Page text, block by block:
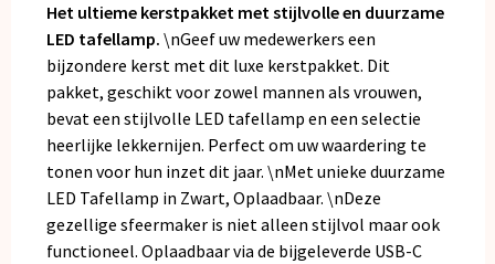
Het ultieme kerstpakket met stijlvolle en duurzame
LED tafellamp. \nGeef uw medewerkers een
bijzondere kerst met dit luxe kerstpakket. Dit
pakket, geschikt voor zowel mannen als vrouwen,
bevat een stijlvolle LED tafellamp en een selectie
heerlijke lekkernijen. Perfect om uw waardering te
tonen voor hun inzet dit jaar. \nMet unieke duurzame
LED Tafellamp in Zwart, Oplaadbaar. \nDeze
gezellige sfeermaker is niet alleen stijlvol maar ook
functioneel. Oplaadbaar via de bijgeleverde USB-C